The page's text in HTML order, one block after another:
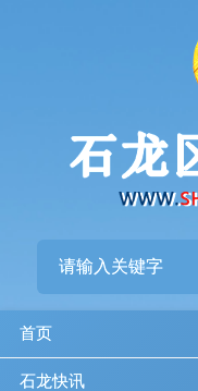
首页
石龙快讯